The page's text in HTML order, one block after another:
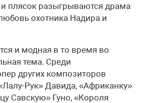
плясок разыгрываются драма
охотника Надира и
и модная в то время во
тема. Среди
других композиторов
Рук» Давида, «Африканку»
Савскую» Гуно, «Короля